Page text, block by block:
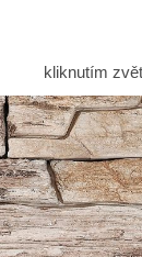
kliknutím